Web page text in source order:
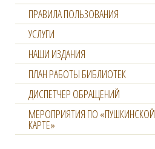
ПРАВИЛА ПОЛЬЗОВАНИЯ
УСЛУГИ
НАШИ ИЗДАНИЯ
ПЛАН РАБОТЫ БИБЛИОТЕК
ДИСПЕТЧЕР ОБРАЩЕНИЙ
МЕРОПРИЯТИЯ ПО «ПУШКИНСКОЙ
КАРТЕ»